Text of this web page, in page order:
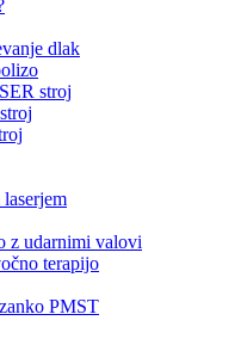
dlak
stroj
z udarnimi valovi
terapijo
PMST